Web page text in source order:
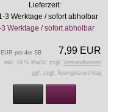
Lieferzeit:
3 Werktage / sofort abholbar
7,99 EUR
pro 4er SB
inkl. 19 % MwSt. zzgl. Versandkosten
ggf. zzgl. Sperrgutzuschlag